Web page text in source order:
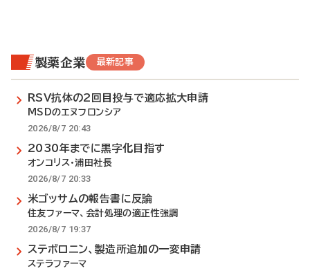
製薬企業 最新記事
RSV抗体の2回目投与で適応拡大申請
MSDのエヌフロンシア
2026/8/7 20:43
2030年までに黒字化目指す
オンコリス・浦田社長
2026/8/7 20:33
米ゴッサムの報告書に反論
住友ファーマ、会計処理の適正性強調
2026/8/7 19:37
ステボロニン、製造所追加の一変申請
ステラファーマ